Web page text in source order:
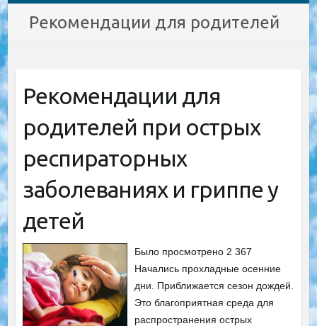
Рекомендации для родителей
Рекомендации для
родителей при острых
респираторных
заболеваниях и гриппе у
детей
Было просмотрено 2 367
Начались прохладные осенние
дни. Приближается сезон дождей.
Это благоприятная среда для
распространения острых